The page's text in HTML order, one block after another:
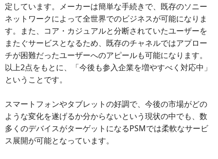
定しています。メーカーは簡単な手続きで、既存のソニー
ネットワークによって全世界でのビジネスが可能になりま
す。また、コア・カジュアルと分断されていたユーザーを
またぐサービスとなるため、既存のチャネルではアプロー
チが困難だったユーザーへのアピールも可能になります。
以上2点をもとに、「今後も参入企業を増やすべく対応中」
ということです。
スマートフォンやタブレットの好調で、今後の市場がどの
ような変化を遂げるか分からないという現状の中でも、数
多くのデバイスがターゲットになるPSMでは柔軟なサービ
ス展開が可能となっています。